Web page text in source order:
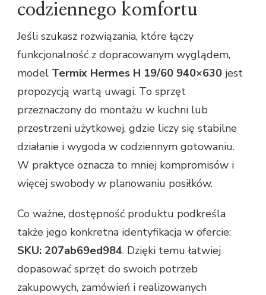
codziennego komfortu
Jeśli szukasz rozwiązania, które łączy
funkcjonalność z dopracowanym wyglądem,
model Termix Hermes H 19/60 940×630 jest
propozycją wartą uwagi. To sprzęt
przeznaczony do montażu w kuchni lub
przestrzeni użytkowej, gdzie liczy się stabilne
działanie i wygoda w codziennym gotowaniu.
W praktyce oznacza to mniej kompromisów i
więcej swobody w planowaniu posiłków.
Co ważne, dostępność produktu podkreśla
także jego konkretna identyfikacja w ofercie:
SKU: 207ab69ed984. Dzięki temu łatwiej
dopasować sprzęt do swoich potrzeb
zakupowych, zamówień i realizowanych